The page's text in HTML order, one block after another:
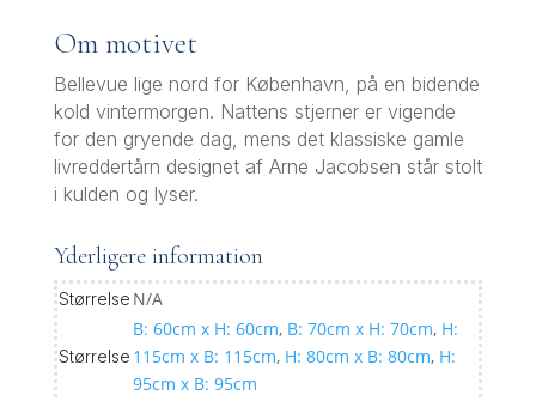
Om motivet
Bellevue lige nord for København, på en bidende
kold vintermorgen. Nattens stjerner er vigende
for den gryende dag, mens det klassiske gamle
livreddertårn designet af Arne Jacobsen står stolt
i kulden og lyser.
Yderligere information
Størrelse N/A
Størrelse
B: 60cm x H: 60cm, B: 70cm x H: 70cm, H:
115cm x B: 115cm, H: 80cm x B: 80cm, H:
95cm x B: 95cm